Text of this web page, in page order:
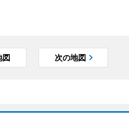
図 次の地図